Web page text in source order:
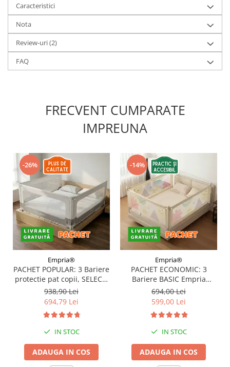
Caracteristici
Nota
Review-uri(2)
FAQ
FRECVENT CUMPARATE
IMPREUNA
-26%
Empria®
PACHET POPULAR: 3 Bariere
protectie pat copii, SELECT,
160x200 cm
938,90 Lei
694,79 Lei
IN STOC
ADAUGA IN COS
-14%
Empria®
PACHET ECONOMIC: 3
Bariere BASIC Empria
protectie pat 160X200 cm +
bara stabilizatoare
694,00 Lei
599,00 Lei
IN STOC
ADAUGA IN COS